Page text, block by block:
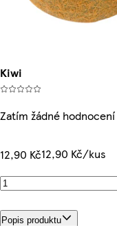
Kiwi
Zatím žádné hodnocení
12,90 Kč12,90 Kč/kus
Popis produktu